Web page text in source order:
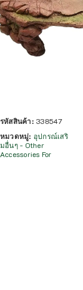
รหัสสินค้า: 338547
หมวดหมู่: อุปกรณ์เสริ
มอื่นๆ - Other
Accessories For